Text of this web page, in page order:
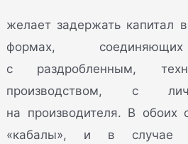
желает задержать капитал
формах,
с раздробленным,
производством, с
на производителя. В обоих
«кабалы», и в случае